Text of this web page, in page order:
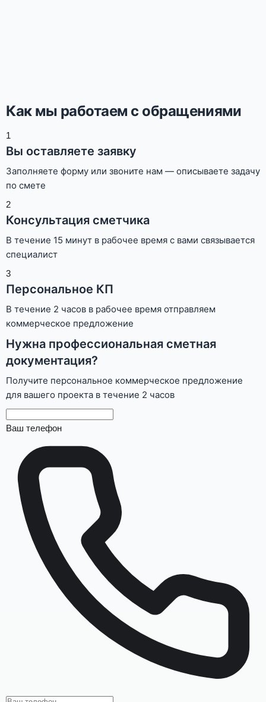
Как мы работаем с обращениями
1
Вы оставляете заявку
Заполняете форму или звоните нам — описываете задачу
по смете
2
Консультация сметчика
В течение 15 минут в рабочее время с вами связывается
специалист
3
Персональное КП
В течение 2 часов в рабочее время отправляем
коммерческое предложение
Нужна профессиональная сметная
документация?
Получите персональное коммерческое предложение
для вашего проекта в течение 2 часов
Ваш телефон